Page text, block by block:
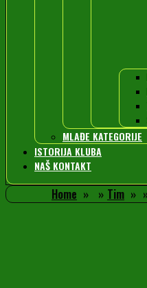
MLAĐE KATEGORIJE
ISTORIJA KLUBA
NAŠ KONTAKT
Home Tim